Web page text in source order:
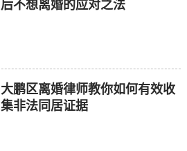
后不想离婚的应对之法
大鹏区离婚律师教你如何有效收
集非法同居证据